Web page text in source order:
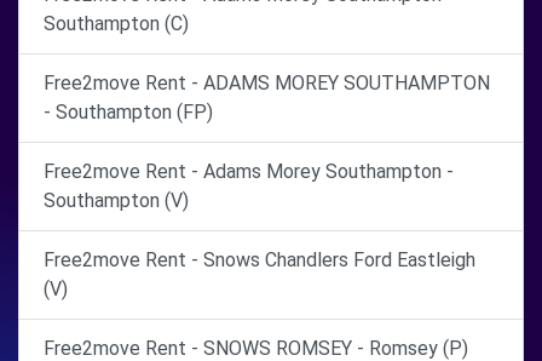
Southampton (C)
Free2move Rent - ADAMS MOREY SOUTHAMPTON
- Southampton (FP)
Free2move Rent - Adams Morey Southampton -
Southampton (V)
Free2move Rent - Snows Chandlers Ford Eastleigh
(V)
Free2move Rent - SNOWS ROMSEY - Romsey (P)